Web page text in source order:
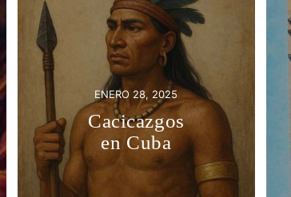
ENERO 28, 2025
Cacicazgos
en Cuba